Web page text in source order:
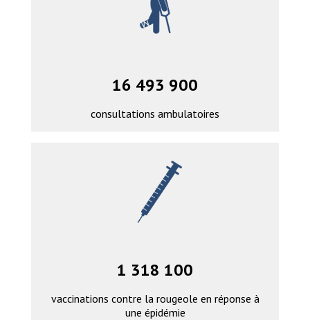
16 493 900
consultations ambulatoires
1 318 100
vaccinations contre la rougeole en réponse à
une épidémie